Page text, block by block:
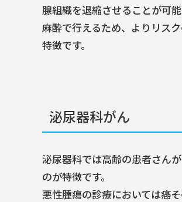
腺組織を退縮させることが可
麻酔で行えるため、よりリス
特徴です。
泌尿器科がん
泌尿器科では高齢の患者さん
のが特徴です。
悪性腫瘍の診療においては癌